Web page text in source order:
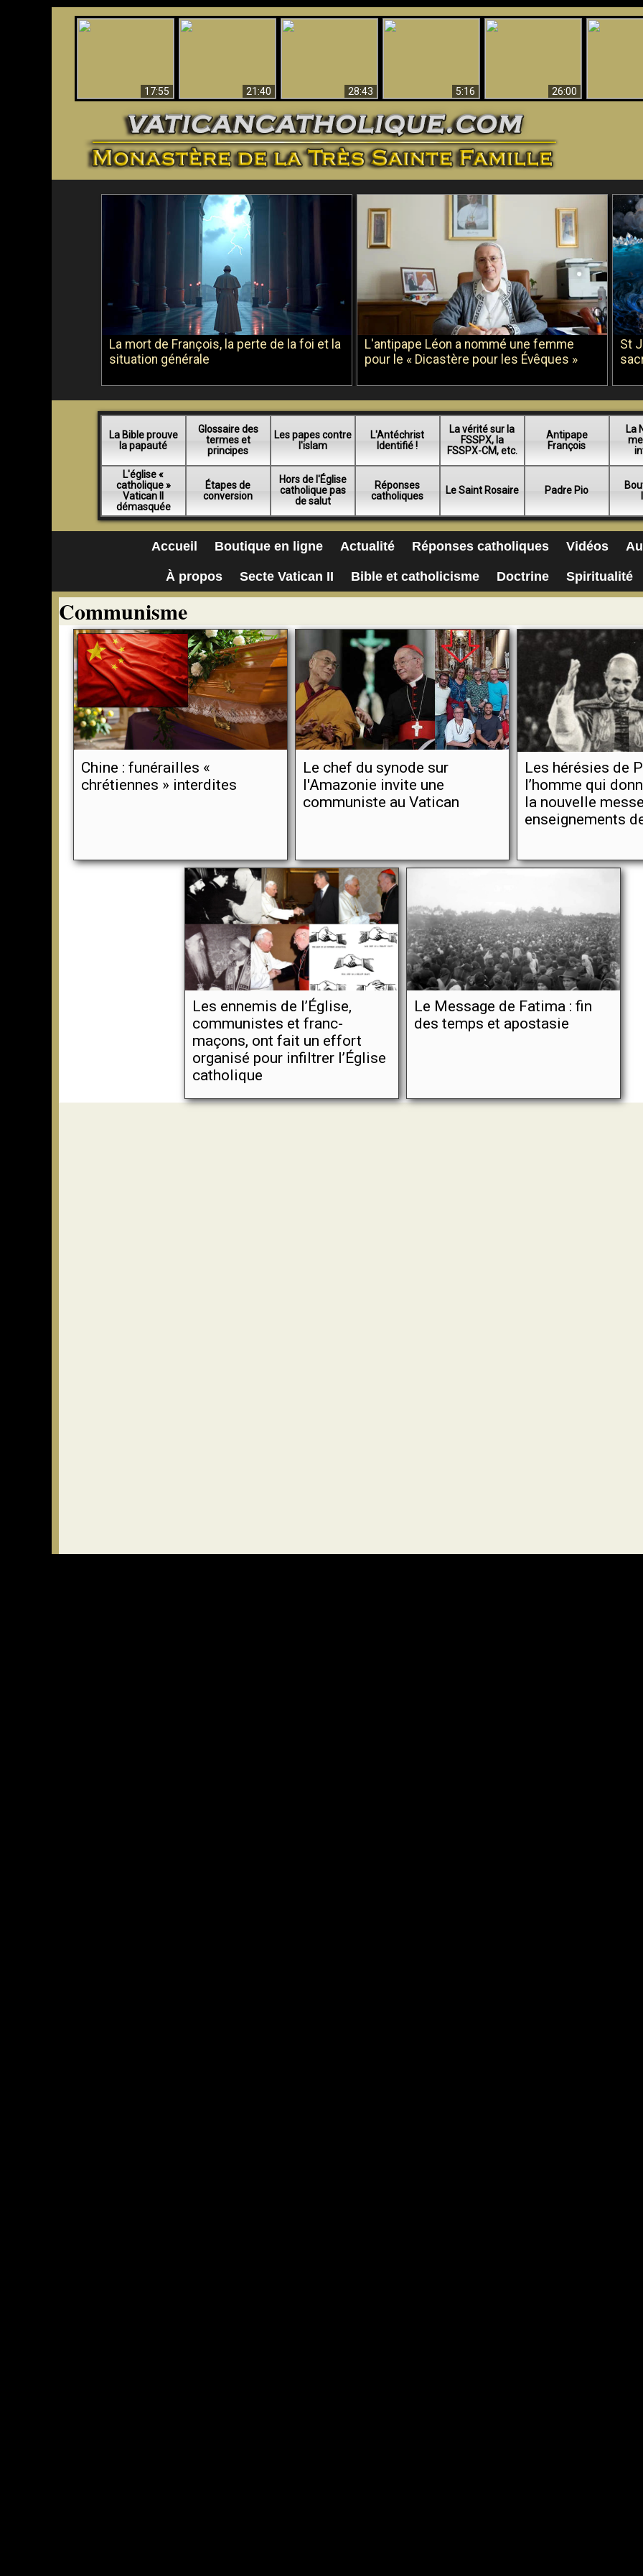
17:55
21:40
28:43
5:16
26:00
La mort de François, la perte de la foi et la
situation générale
L'antipape Léon a nommé une femme
pour le « Dicastère pour les Évêques »
St
La Bible prouve
la papauté
Glossaire des
termes et
principes
Les papes contre
l'islam
L'Antéchrist
Identifié !
La vérité sur la
FSSPX, la
FSSPX-CM, etc.
Antipape
François
La
L'église «
catholique »
Vatican II
démasquée
Étapes de
conversion
Hors de l'Église
catholique pas
de salut
Réponses
catholiques
Le Saint Rosaire Padre Pio
Accueil Boutique en ligne Actualité Réponses catholiques Vidéos
À propos Secte Vatican II Bible et catholicisme Doctrine Spiritualité
Communisme
Chine : funérailles «
chrétiennes » interdites
Le chef du synode sur
l'Amazonie invite une
communiste au Vatican
Les hérésies de
l’homme qui
la nouvelle
enseignements
Les ennemis de l’Église,
communistes et franc-
maçons, ont fait un effort
organisé pour infiltrer l’Église
catholique
Le Message de Fatima : fin
des temps et apostasie